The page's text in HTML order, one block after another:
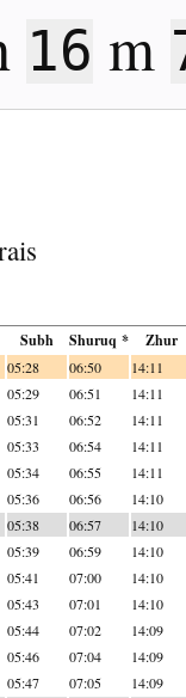
16 m
Subh Shuruq * Zhur
05:28 06:50 14:11
05:29 06:51 14:11
05:31 06:52 14:11
05:33 06:54 14:11
05:34 06:55 14:11
05:36 06:56 14:10
05:38 06:57 14:10
05:39 06:59 14:10
05:41 07:00 14:10
05:43 07:01 14:10
05:44 07:02 14:09
05:46 07:04 14:09
05:47 07:05 14:09